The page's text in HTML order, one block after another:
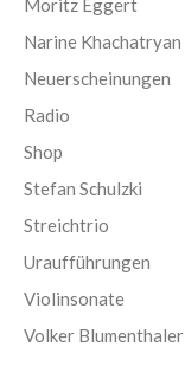
Narine Khachatryan
Neuerscheinungen
Radio
Shop
Stefan Schulzki
Streichtrio
Uraufführungen
Violinsonate
Volker Blumenthaler